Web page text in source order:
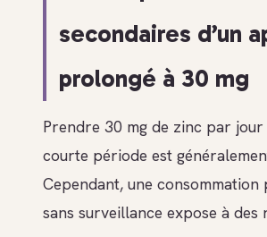
secondaires d’un
prolongé à 30 mg
Prendre 30 mg de zinc par jour
courte période est
Cependant, une consommation
sans surveillance expose à des